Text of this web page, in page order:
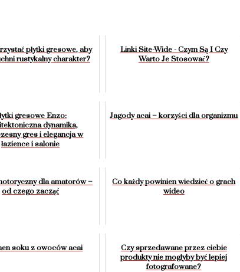
płytki gresowe, aby
rustykalny charakter?
Linki Site-Wide - Czym Są I Czy
Warto Je Stosować?
gresowe Enzo:
dynamika,
gres i elegancja w
łazience i salonie
Jagody acai – korzyści dla organizmu
dla amatorów –
od czego zacząć
Co każdy powinien wiedzieć o grach
wideo
soku z owoców acai
Czy sprzedawane przez ciebie
produkty nie mogłyby być lepiej
fotografowane?